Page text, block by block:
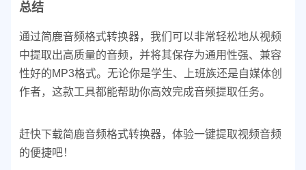
总结
通过简鹿音频格式转换器，我们可以非常轻松地从视频
中提取出高质量的音频，并将其保存为通用性强、兼容
性好的MP3格式。无论你是学生、上班族还是自媒体创
作者，这款工具都能帮助你高效完成音频提取任务。
赶快下载简鹿音频格式转换器，体验一键提取视频音频
的便捷吧！